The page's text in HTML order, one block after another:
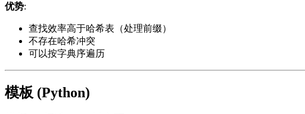
优势:
查找效率高于哈希表（处理前缀）
不存在哈希冲突
可以按字典序遍历
模板 (Python)